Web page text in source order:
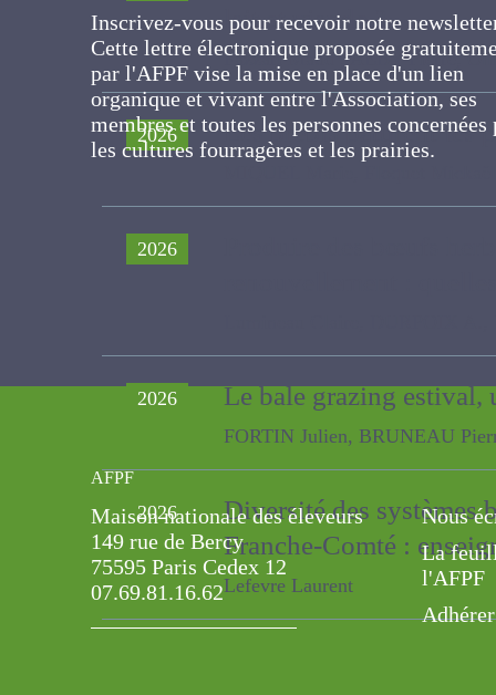
lait et viande ?
Fazzari Maud , AEBY Pierre, Ollion
2026 Les brebis pâturent les
2026
2026 Le bale grazing
FORTIN Julien, BRUNEAU Pierre,
2026
Diversité des
Franche-Comté :
Lefevre Laurent
Inscrivez-vous pour recevoir notre
Cette lettre électronique proposée
gratuitement par l'AFPF vise la mise en
d'un lien organique et vivant entre
l'Association, ses membres et toutes les
personnes concernées par les cultures
fourragères et les prairies.
AFPF
Maison nationale des éleveurs
149 rue de Bercy
75595 Paris Cedex 12
07.69.81.16.62
Nous
La
l'AFPF